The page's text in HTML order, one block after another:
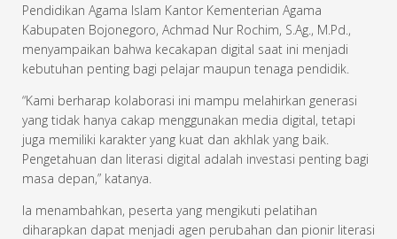
Pendidikan Agama Islam Kantor Kementerian Agama
Kabupaten Bojonegoro, Achmad Nur Rochim, S.Ag., M.Pd.,
menyampaikan bahwa kecakapan digital saat ini menjadi
kebutuhan penting bagi pelajar maupun tenaga pendidik.
“Kami berharap kolaborasi ini mampu melahirkan generasi
yang tidak hanya cakap menggunakan media digital, tetapi
juga memiliki karakter yang kuat dan akhlak yang baik.
Pengetahuan dan literasi digital adalah investasi penting bagi
masa depan,” katanya.
Ia menambahkan, peserta yang mengikuti pelatihan
diharapkan dapat menjadi agen perubahan dan pionir literasi